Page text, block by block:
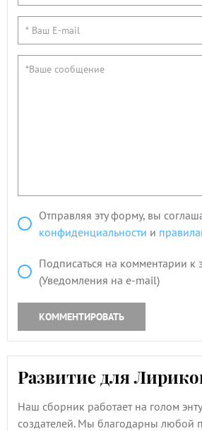
Отправляя эту форму, вы
конфиденциальности и
Подписаться на комментарии к
(Уведомления на e-mail)
КОММЕНТИРОВАТЬ
Развитие для
Наш сборник работает на голом
создателей. Мы благодарны любой